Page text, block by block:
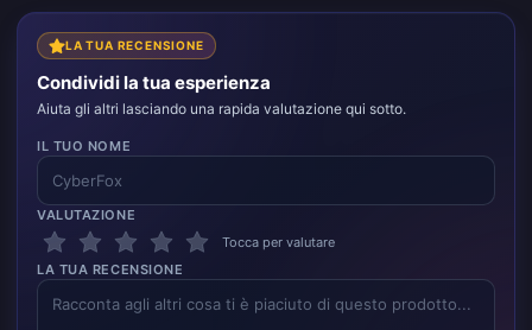
LA TUA RECENSIONE
Condividi la tua esperienza
Aiuta gli altri lasciando una rapida valutazione qui sotto.
IL TUO NOME
VALUTAZIONE
Tocca per valutare
LA TUA RECENSIONE